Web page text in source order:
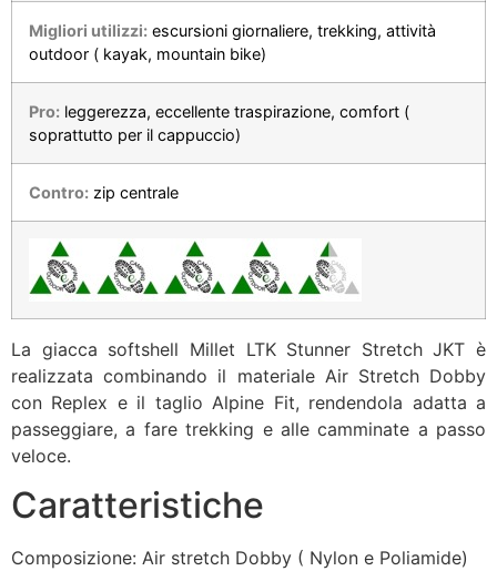
Migliori utilizzi: escursioni giornaliere, trekking, attività
outdoor ( kayak, mountain bike)
Pro: leggerezza, eccellente traspirazione, comfort (
soprattutto per il cappuccio)
Contro: zip centrale
La giacca softshell Millet LTK Stunner Stretch JKT è
realizzata combinando il materiale Air Stretch Dobby
con Replex e il taglio Alpine Fit, rendendola adatta a
passeggiare, a fare trekking e alle camminate a passo
veloce.
Caratteristiche
Composizione: Air stretch Dobby ( Nylon e Poliamide)